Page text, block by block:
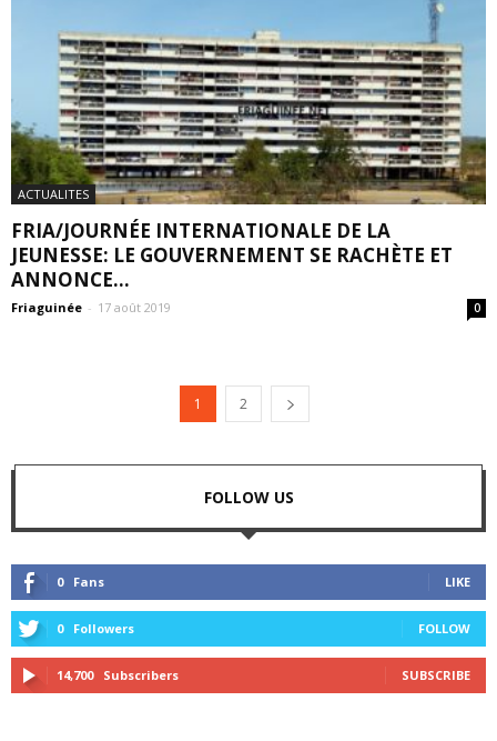
ACTUALITES
FRIA/JOURNÉE INTERNATIONALE DE LA
JEUNESSE: LE GOUVERNEMENT SE RACHÈTE ET
ANNONCE...
Friaguinée - 17 août 2019 0
1 2
FOLLOW US
0 Fans LIKE
0 Followers FOLLOW
14,700 Subscribers SUBSCRIBE